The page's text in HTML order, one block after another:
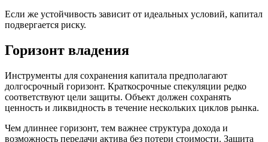
Если же устойчивость зависит от идеальных условий, капитал
подвергается риску.
Горизонт владения
Инструменты для сохранения капитала предполагают
долгосрочный горизонт. Краткосрочные спекуляции редко
соответствуют цели защиты. Объект должен сохранять
ценность и ликвидность в течение нескольких циклов рынка.
Чем длиннее горизонт, тем важнее структура дохода и
возможность передачи актива без потери стоимости. Защита